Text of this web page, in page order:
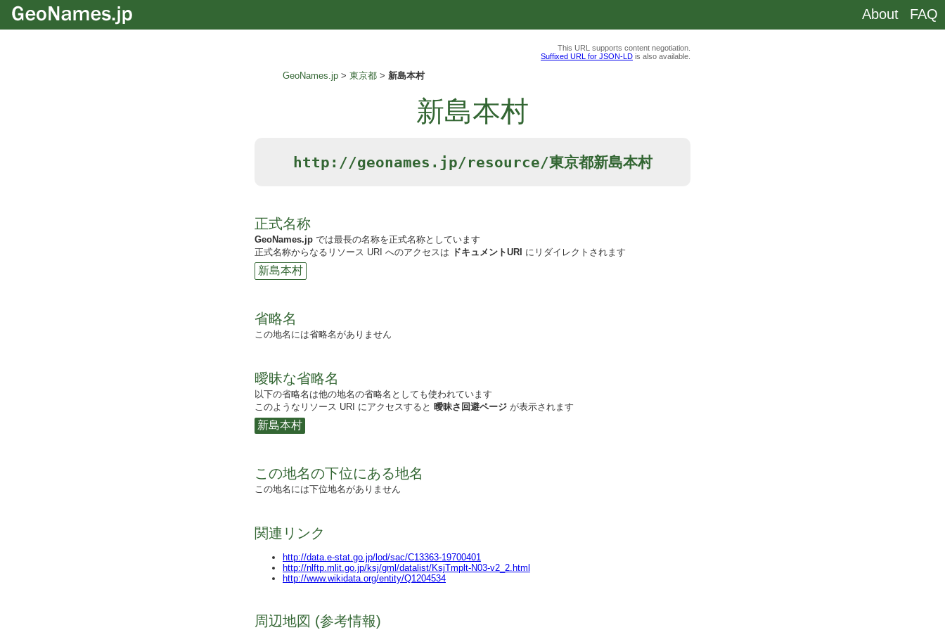
This URL supports content negotiation.
Suffixed URL for JSON-LD is also available.
GeoNames.jp 東京都 新島本村
新島本村
http://geonames.jp/resource/東京都新島本村
正式名称
GeoNames.jp では最長の名称を正式名称としています
正式名称からなるリソース URI へのアクセスは ドキュメントURI にリダイレクトされます
新島本村
省略名
この地名には省略名がありません
曖昧な省略名
以下の省略名は他の地名の省略名としても使われています
このようなリソース URI にアクセスすると 曖昧さ回避ページ が表示されます
新島本村
この地名の下位にある地名
この地名には下位地名がありません
関連リンク
http://data.e-stat.go.jp/lod/sac/C13363-19700401
http://nlftp.mlit.go.jp/ksj/gml/datalist/KsjTmplt-N03-v2_2.html
http://www.wikidata.org/entity/Q1204534
周辺地図 (参考情報)
About FAQ